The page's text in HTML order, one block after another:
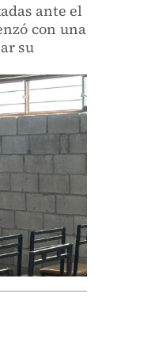
ante el
con una
su